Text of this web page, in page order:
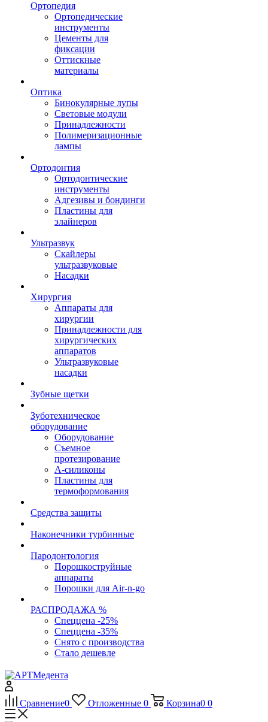
Ортопедия
Ортопедические
инструменты
Цементы для
фиксации
Оттискные
материалы
Оптика
Бинокулярные лупы
Световые модули
Принадлежности
Полимеризационные
лампы
Ортодонтия
Ортодонтические
инструменты
Адгезивы и бондинги
Пластины для
элайнеров
Ультразвук
Скайлеры
ультразвуковые
Насадки
Хирургия
Аппараты для
хирургии
Принадлежности для
хирургических
аппаратов
Ультразвуковые
насадки
Зубные щетки
Зуботехническое
оборудование
Оборудование
Съемное
протезирование
А-силиконы
Пластины для
термоформования
Средства защиты
Наконечники турбинные
Пародонтология
Порошкоструйные
аппараты
Порошки для Air-n-go
РАСПРОДАЖА %
Спеццена -25%
Спеццена -35%
Снято с производства
Стало дешевле
Сравнение0 Отложенные 0 Корзина0 0